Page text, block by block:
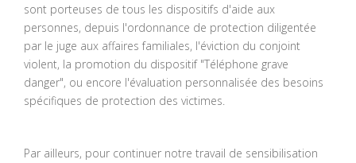
sont porteuses de tous les dispositifs d'aide aux
personnes, depuis l'ordonnance de protection diligentée
par le juge aux affaires familiales, l'éviction du conjoint
violent, la promotion du dispositif "Téléphone grave
danger", ou encore l'évaluation personnalisée des besoins
spécifiques de protection des victimes.
Par ailleurs, pour continuer notre travail de sensibilisation